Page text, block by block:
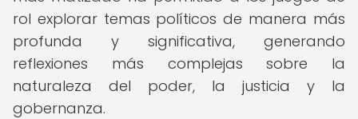
rol explorar temas políticos de manera más
profunda y significativa, generando
reflexiones más complejas sobre la
naturaleza del poder, la justicia y la
gobernanza.